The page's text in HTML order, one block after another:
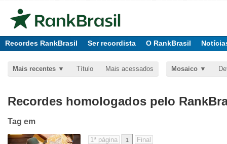
Recordes RankBrasil Ser recordista O RankBrasil
Mais recentes Título Mais acessados Mosaico
Recordes homologados pelo
Tag em
1